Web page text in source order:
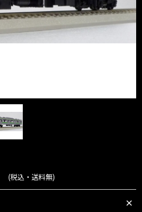
(税込・送料無)
×